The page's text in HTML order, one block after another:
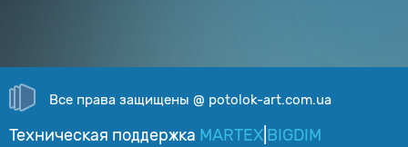
Все права защищены @ potolok-art.com.ua
Техническая поддержка MARTEХ BIGDIM